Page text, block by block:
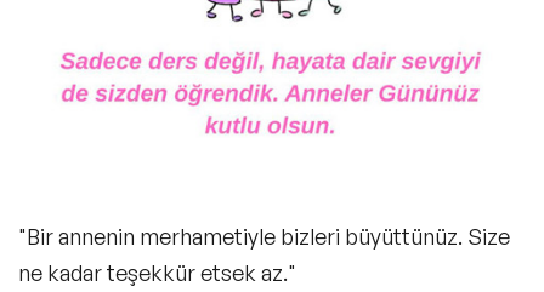
"Bir annenin merhametiyle bizleri büyüttünüz. Size
ne kadar teşekkür etsek az."